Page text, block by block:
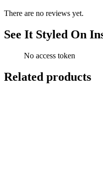
There are no reviews yet.
See It Styled On
No access token
Related products